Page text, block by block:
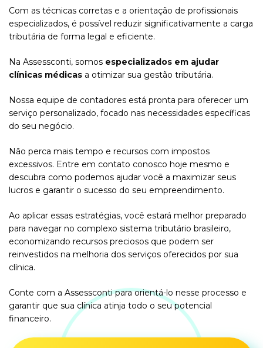
Com as técnicas corretas e a orientação de profissionais
especializados, é possível reduzir significativamente a carga
tributária de forma legal e eficiente.
Na Assessconti, somos especializados em ajudar
clínicas médicas a otimizar sua gestão tributária.
Nossa equipe de contadores está pronta para oferecer um
serviço personalizado, focado nas necessidades específicas
do seu negócio.
Não perca mais tempo e recursos com impostos
excessivos. Entre em contato conosco hoje mesmo e
descubra como podemos ajudar você a maximizar seus
lucros e garantir o sucesso do seu empreendimento.
Ao aplicar essas estratégias, você estará melhor preparado
para navegar no complexo sistema tributário brasileiro,
economizando recursos preciosos que podem ser
reinvestidos na melhoria dos serviços oferecidos por sua
clínica.
Conte com a Assessconti para orientá-lo nesse processo e
garantir que sua clínica atinja todo o seu potencial
financeiro.